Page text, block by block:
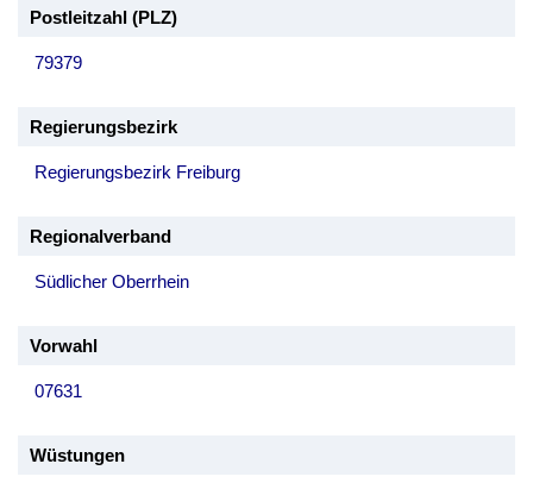
Postleitzahl (PLZ)
79379
Regierungsbezirk
Regierungsbezirk Freiburg
Regionalverband
Südlicher Oberrhein
Vorwahl
07631
Wüstungen